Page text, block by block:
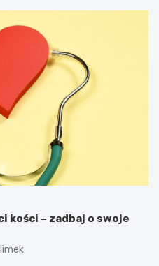
kości – zadbaj o swoje